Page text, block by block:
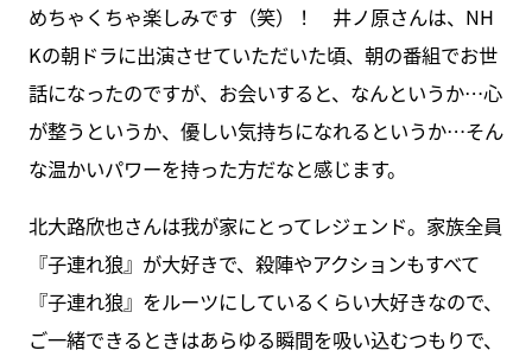
めちゃくちゃ楽しみです（笑）！ 井ノ原さんは、NH
Kの朝ドラに出演させていただいた頃、朝の番組でお世
話になったのですが、お会いすると、なんというか…心
が整うというか、優しい気持ちになれるというか…そん
な温かいパワーを持った方だなと感じます。
北大路欣也さんは我が家にとってレジェンド。家族全員
『子連れ狼』が大好きで、殺陣やアクションもすべて
『子連れ狼』をルーツにしているくらい大好きなので、
ご一緒できるときはあらゆる瞬間を吸い込むつもりで、